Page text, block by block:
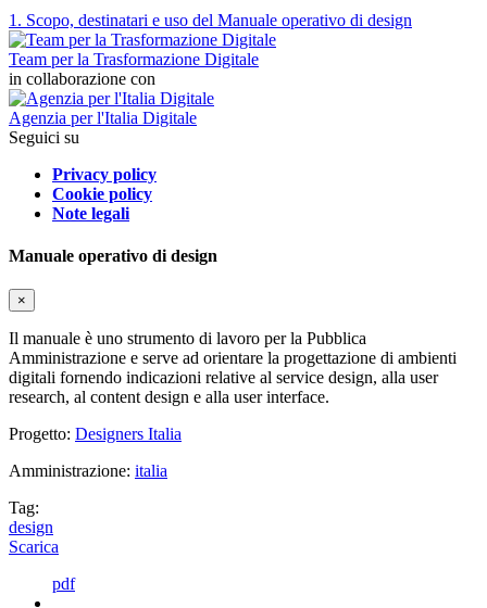
1. Scopo, destinatari e uso del Manuale operativo di design
Team per la Trasformazione Digitale
in collaborazione con
Agenzia per l'Italia Digitale
Seguici su
Privacy policy
Cookie policy
Note legali
Manuale operativo di design
×
Il manuale è uno strumento di lavoro per la Pubblica
Amministrazione e serve ad orientare la progettazione di ambienti
digitali fornendo indicazioni relative al service design, alla user
research, al content design e alla user interface.
Progetto: Designers Italia
Amministrazione: italia
Tag:
design
Scarica
pdf